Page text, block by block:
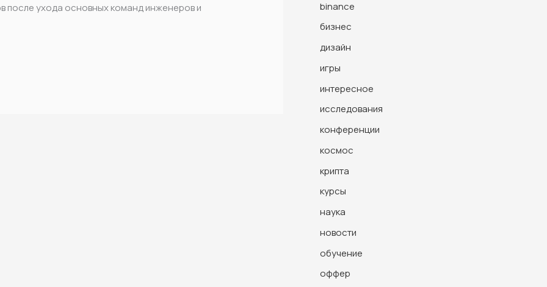
после ухода основных команд инженеров и
binance
бизнес
дизайн
игры
интересное
исследования
конференции
космос
крипта
курсы
наука
новости
обучение
оффер